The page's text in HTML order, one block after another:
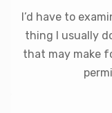
I’d have to
thing I usually
that may make